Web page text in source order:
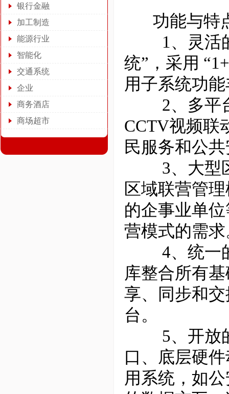
银行金融
加工制造
能源行业
智能化
交通系统
企业
商务酒店
商场超市
功能与特
1、灵活的
统”，采用
用子系统功
2、多平台
CCTV视频联
民服务和公
3、大型区
区域联营管
的企事业单
营模式的需
4、统一的
库整合所有
享、同步和
台。
5、开放的
口、底层硬
用系统，如